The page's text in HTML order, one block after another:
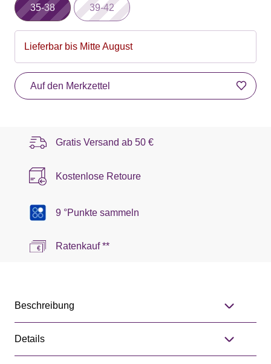
35-38 39-42
Lieferbar bis Mitte August
Auf den Merkzettel
Gratis Versand ab 50 €
Kostenlose Retoure
9 °Punkte sammeln
Ratenkauf **
Beschreibung
Details